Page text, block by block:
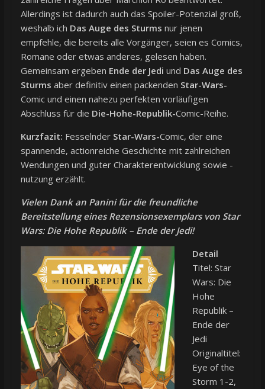
Allerdings ist dadurch auch das Spoiler-Potenzial groß,
weshalb ich Das Auge des Sturms nur jenen
empfehle, die bereits alle Vorgänger, seien es Comics,
Romane oder etwas anderes, gelesen haben.
Gemeinsam ergeben Ende der Jedi und Das Auge des
Sturms aber definitiv einen packenden Star-Wars-
Comic und einen nahezu perfekten vorläufigen
Abschluss für die Die-Hohe-Republik-Comic-Reihe.
Kurzfazit: Fesselnder Star-Wars-Comic, der eine
spannende, actionreiche Geschichte mit zahlreichen
Wendungen und guter Charakterentwicklung sowie -
nutzung erzählt.
Vielen Dank an Panini für die freundliche
Bereitstellung eines Rezensionsexemplars von Star
Wars: Die Hohe Republik – Ende der Jedi!
Detail
Titel: Star
Wars: Die
Hohe
Republik –
Ende der
Jedi
Originaltitel:
Eye of the
Storm 1-2,